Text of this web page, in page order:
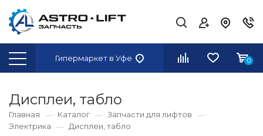
Гипермаркетв Уфе 0
Дисплеи, табло
Главная Каталог
Запчасти для лифтов
Электрика
Дисплеи, табло